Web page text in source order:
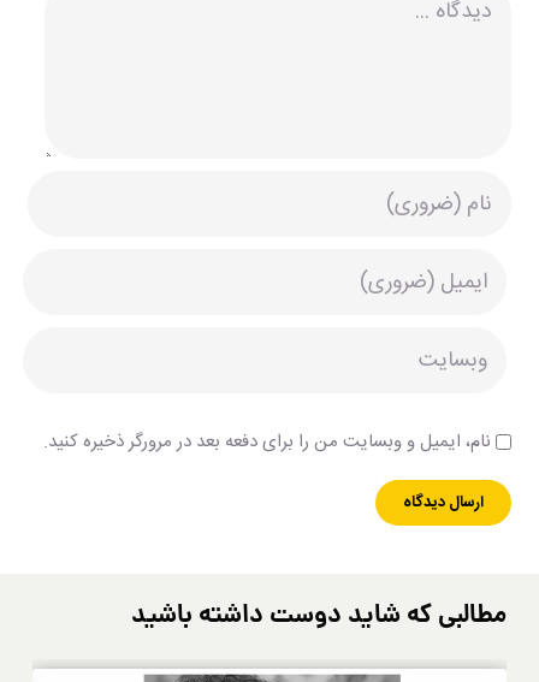
نام، ایمیل و وبسایت من را برای دفعه بعد در مرورگر ذخیره کنید.
مطالبی که شاید دوست داشته باشید